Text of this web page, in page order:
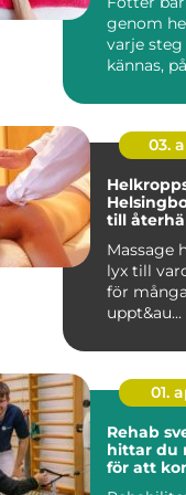
genom
varje
kännas,
03.
till
Massage
lyx till
för
uppt&au...
01.
Rehab
hittar du
för att